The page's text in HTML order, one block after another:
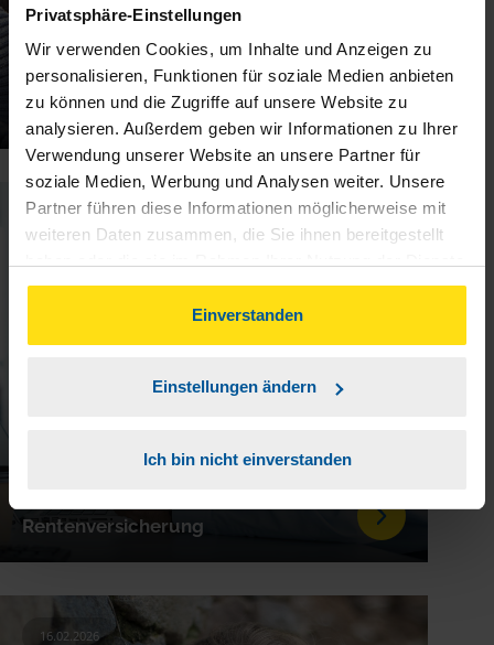
Privatsphäre-Einstellungen
Wir verwenden Cookies, um Inhalte und Anzeigen zu
personalisieren, Funktionen für soziale Medien anbieten
zu können und die Zugriffe auf unsere Website zu
analysieren. Außerdem geben wir Informationen zu Ihrer
Verwendung unserer Website an unsere Partner für
soziale Medien, Werbung und Analysen weiter. Unsere
Partner führen diese Informationen möglicherweise mit
weiteren Daten zusammen, die Sie ihnen bereitgestellt
gesammelt haben. Indem Sie auf Einverstanden klicken,
können Sie der Verwendung von Cookies, gemäß
unserer
Einverstanden
Einstellungen ändern
Ich bin nicht einverstanden
Leibrente und Steuern: Das
müssen Sie wissen
Rentenversicherung
16.02.2026